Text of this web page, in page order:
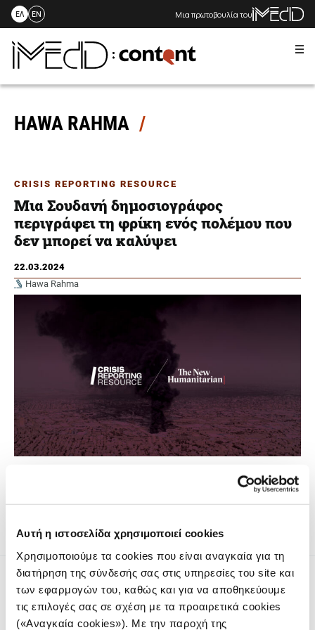
Αυτή η ιστοσελίδα χρησιμοποιεί cookies
Χρησιμοποιούμε τα cookies που είναι αναγκαία για τη
διατήρηση της σύνδεσής σας στις υπηρεσίες του site και
των εφαρμογών του, καθώς και για να αποθηκεύουμε
τις επιλογές σας σε σχέση με τα προαιρετικά cookies
(«Αναγκαία cookies»). Με την παροχή της
Skip
content
ΕΛ EN Μια πρωτοβουλία του
HAWA RAHMA
CRISIS REPORTING RESOURCE
Μια Σουδανή δημοσιογράφος
περιγράφει τη φρίκη ενός πολέμου που
δεν μπορεί να καλύψει
22.03.2024
Hawa Rahma
«Θα επιβιώσω; Θα βγω αλώβητη; Αν με σκοτώσουν, θα με
θάψουν ή θα αφήσουν το σώμα μου στον δρόμο, να το φάνε